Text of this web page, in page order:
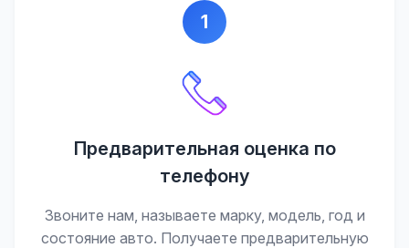
1
Предварительная оценка по
телефону
Звоните нам, называете марку, модель, год и
состояние авто. Получаете предварительную